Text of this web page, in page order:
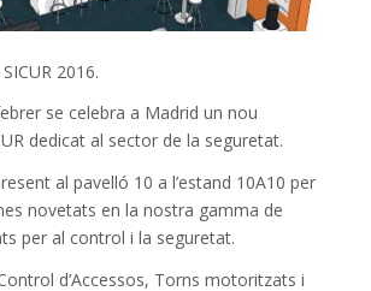
2016.
se celebra a Madrid un nou
dedicat al sector de la seguretat.
al pavelló 10 a l’estand 10A10 per
novetats en la nostra gamma de
per al control i la seguretat.
d’Accessos, Torns motoritzats i